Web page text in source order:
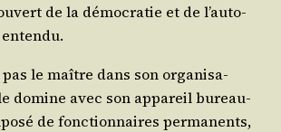
de la démo­cra­tie et de l’au­to-
pas le maître dans son orga­ni­sa­
domine avec son appa­reil bureau­
de fonc­tion­naires per­ma­nents,